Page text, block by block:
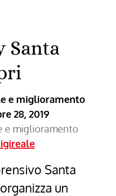
Santa
e miglioramento
28, 2019
e miglioramento
Santa
un